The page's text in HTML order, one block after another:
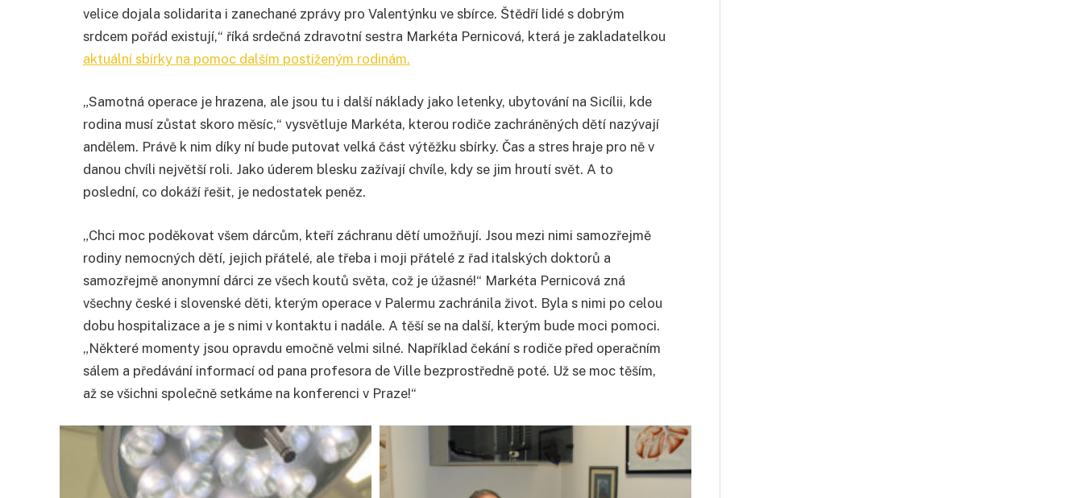
velice dojala solidarita i zanechané zprávy pro Valentýnku ve sbírce. Štědří lidé s dobrým
srdcem pořád existují,“ říká srdečná zdravotní sestra Markéta Pernicová, která je zakladatelkou
aktuální sbírky na pomoc dalším postiženým rodinám.
„Samotná operace je hrazena, ale jsou tu i další náklady jako letenky, ubytování na Sicílii, kde
rodina musí zůstat skoro měsíc,“ vysvětluje Markéta, kterou rodiče zachráněných dětí nazývají
andělem. Právě k nim díky ní bude putovat velká část výtěžku sbírky. Čas a stres hraje pro ně v
danou chvíli největší roli. Jako úderem blesku zažívají chvíle, kdy se jim hroutí svět. A to
poslední, co dokáží řešit, je nedostatek peněz.
„Chci moc poděkovat všem dárcům, kteří záchranu dětí umožňují. Jsou mezi nimi samozřejmě
rodiny nemocných dětí, jejich přátelé, ale třeba i moji přátelé z řad italských doktorů a
samozřejmě anonymní dárci ze všech koutů světa, což je úžasné!“ Markéta Pernicová zná
všechny české i slovenské děti, kterým operace v Palermu zachránila život. Byla s nimi po celou
dobu hospitalizace a je s nimi v kontaktu i nadále. A těší se na další, kterým bude moci pomoci.
„Některé momenty jsou opravdu emočně velmi silné. Například čekání s rodiče před operačním
sálem a předávání informací od pana profesora de Ville bezprostředně poté. Už se moc těším,
až se všichni společně setkáme na konferenci v Praze!“